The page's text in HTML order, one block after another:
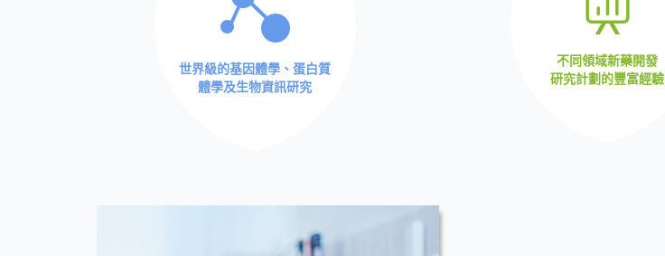
世界級的基因體學、蛋白質
體學及生物資訊研究
不同領域新藥開發
研究計劃的豐富經驗